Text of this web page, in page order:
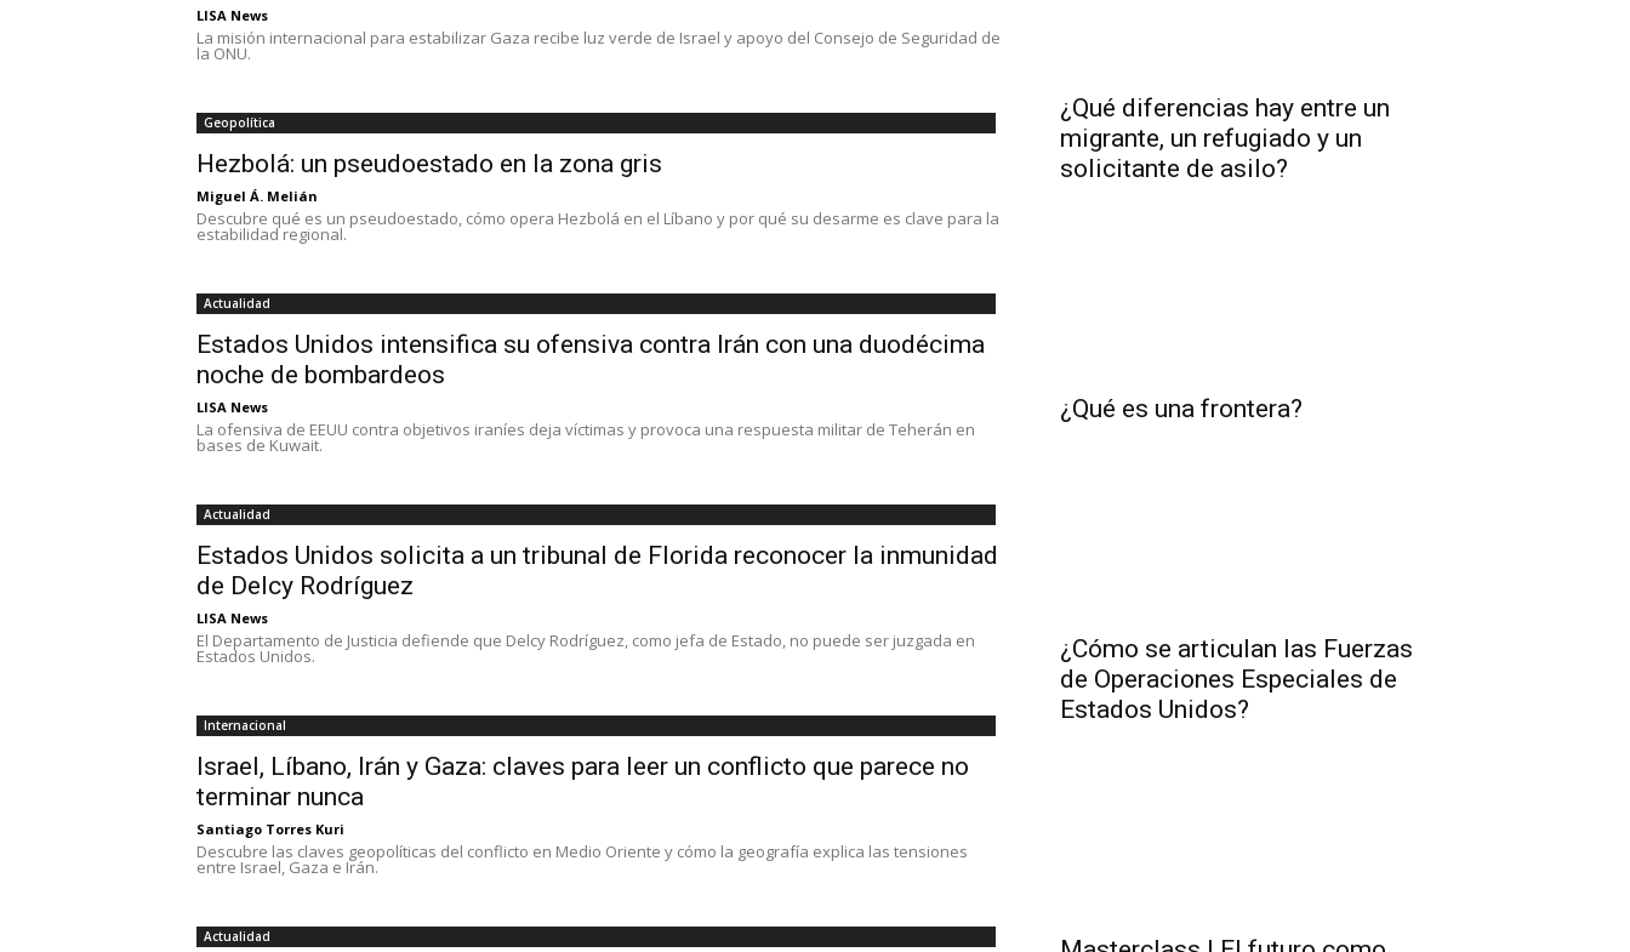
LISA News
La misión internacional para estabilizar Gaza recibe luz verde de Israel y apoyo del Consejo de Seguridad de
la ONU.
Geopolítica
Hezbolá: un pseudoestado en la zona gris
Miguel Á. Melián
Descubre qué es un pseudoestado, cómo opera Hezbolá en el Líbano y por qué su desarme es clave para la
estabilidad regional.
Actualidad
Estados Unidos intensifica su ofensiva contra Irán con una duodécima
noche de bombardeos
LISA News
La ofensiva de EEUU contra objetivos iraníes deja víctimas y provoca una respuesta militar de Teherán en
bases de Kuwait.
Actualidad
Estados Unidos solicita a un tribunal de Florida reconocer la inmunidad
de Delcy Rodríguez
LISA News
El Departamento de Justicia defiende que Delcy Rodríguez, como jefa de Estado, no puede ser juzgada en
Estados Unidos.
Internacional
Israel, Líbano, Irán y Gaza: claves para leer un conflicto que parece no
terminar nunca
Santiago Torres Kuri
Descubre las claves geopolíticas del conflicto en Medio Oriente y cómo la geografía explica las tensiones
entre Israel, Gaza e Irán.
Actualidad
¿Qué diferencias hay entre un
migrante, un refugiado y un
solicitante de asilo?
¿Qué es una frontera?
¿Cómo se articulan las Fuerzas
de Operaciones Especiales de
Estados Unidos?